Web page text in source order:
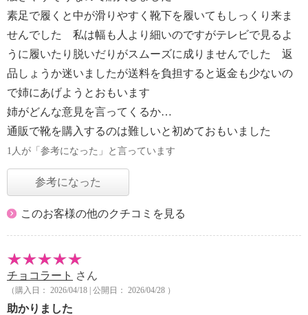
素足で履くと中が滑りやすく靴下を履いてもしっくり来ま
せんでした 私は幅も人より細いのですがテレビで見るよ
うに履いたり脱いだりがスムーズに成りませんでした 返
品しょうか迷いましたが送料を負担すると返金も少ないの
で姉にあげようとおもいます
姉がどんな意見を言ってくるか…
通販で靴を購入するのは難しいと初めておもいました
1人が「参考になった」と言っています
参考になった
このお客様の他のクチコミを見る
チョコラート さん
（購入日： 2026/04/18 | 公開日： 2026/04/28 ）
助かりました